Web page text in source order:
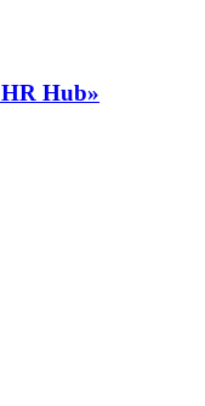
Hub»